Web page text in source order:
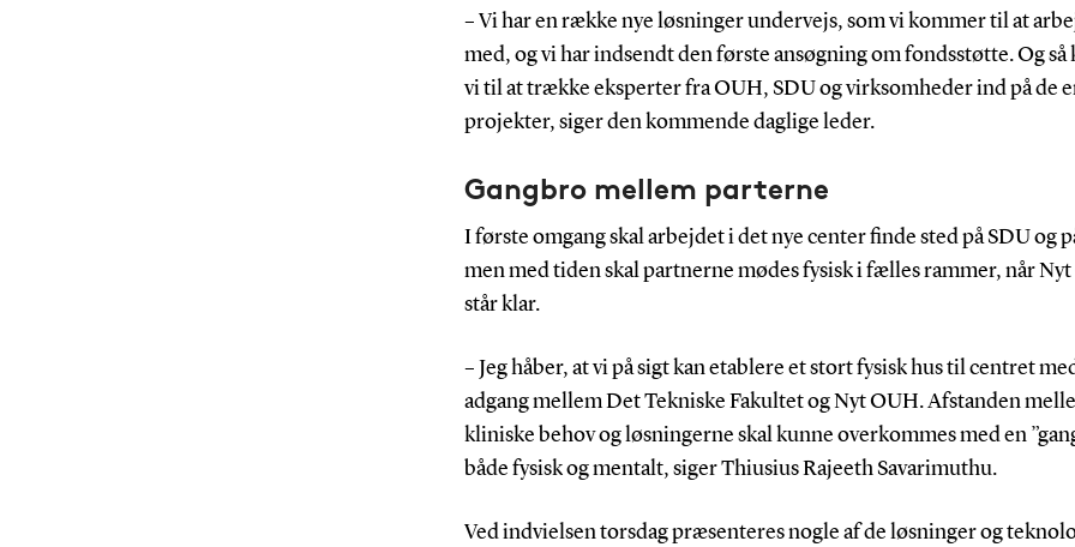
– Vi har en række nye løsninger undervejs, som vi kommer til at
med, og vi har indsendt den første ansøgning om fondsstøtte. Og så
vi til at trække eksperter fra OUH, SDU og virksomheder ind på de
projekter, siger den kommende daglige leder.
Gangbro mellem parterne
I første omgang skal arbejdet i det nye center finde sted på SDU og
men med tiden skal partnerne mødes fysisk i fælles rammer, når
står klar.
– Jeg håber, at vi på sigt kan etablere et stort fysisk hus til centret
adgang mellem Det Tekniske Fakultet og Nyt OUH. Afstanden
kliniske behov og løsningerne skal kunne overkommes med en
både fysisk og mentalt, siger Thiusius Rajeeth Savarimuthu.
Ved indvielsen torsdag præsenteres nogle af de løsninger og